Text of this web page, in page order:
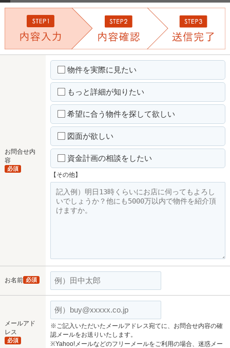
お問合せ内
容
必須
物件を実際に見たい
もっと詳細が知りたい
希望に合う物件を探して欲しい
図面が欲しい
資金計画の相談をしたい
【その他】
お名前 必須
メールアド
レス
必須
※ご記入いただいたメールアドレス宛てに、お問合せ内容の確
認メールをお送りいたします。
※Yahoo!メールなどのフリーメールをご利用の場合、迷惑メー